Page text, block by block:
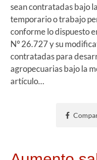
sean contratadas bajo
temporario o trabajo
conforme lo dispuesto
Nº 26.727 y su
contratadas para
agropecuarias bajo la
artículo…